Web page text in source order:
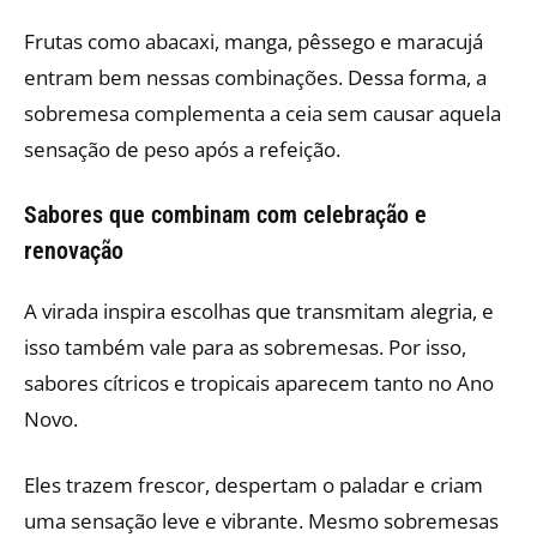
Frutas como abacaxi, manga, pêssego e maracujá
entram bem nessas combinações. Dessa forma, a
sobremesa complementa a ceia sem causar aquela
sensação de peso após a refeição.
Sabores que combinam com celebração e
renovação
A virada inspira escolhas que transmitam alegria, e
isso também vale para as sobremesas. Por isso,
sabores cítricos e tropicais aparecem tanto no Ano
Novo.
Eles trazem frescor, despertam o paladar e criam
uma sensação leve e vibrante. Mesmo sobremesas